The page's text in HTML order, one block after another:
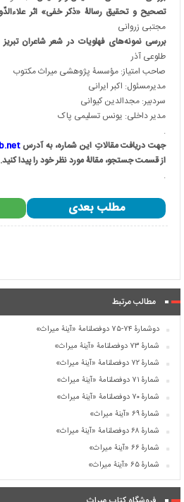
تصحیح و تحقیق رسالۀ «ذکر خفی» اثر
مجتبی زروانی
بررسی نمونه‌های فهلویات در شعر شاعران تبریز
طلوعی آذر
صاحب امتیاز: مؤسسۀ پژوهشی میراث مکتوب
مدیرمسئول: اکبر ایرانی
سردبیر: مجدالدین کیوانی
مدیر داخلی: یونس تسلیمی پاک
.
جهت دریافت مقالاتِ این شماره، به آدرس
از قسمت جستجو، مقالۀ مورد نظر خود را پیدا کنید.
.
مطلب بعدی
مطالب مرتبط
دوشمارۀ ۷۴-۷۵ دوفصلنامۀ «آینۀ میراث»
شمارۀ ۷۳ دوفصلنامۀ «آینۀ میراث»
شمارۀ ۷۲ دوفصلنامۀ «آینۀ میراث»
شمارۀ ۷۱ دوفصلنامۀ «آینۀ میراث»
شمارۀ ۷۰ دوفصلنامۀ «آینۀ میراث»
شمارۀ ۶۹ «آینۀ میراث»
شمارۀ ۶۸ دوفصلنامۀ «آینۀ میراث»
شمارۀ ۶۶ «آینۀ میراث»
شمارۀ ۶۵ «آینۀ میراث»